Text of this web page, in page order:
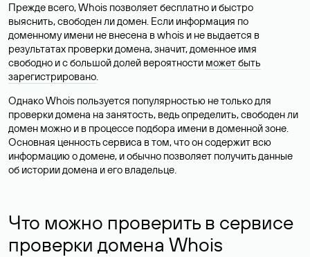
Прежде всего, Whois позволяет бесплатно и быстро
выяснить, свободен ли домен. Если информация по
доменному имени не внесена в whois и не выдается в
результатах проверки домена, значит, доменное имя
свободно и с большой долей вероятности может быть
зарегистрировано.
Однако Whois пользуется популярностью не только для
проверки домена на занятость, ведь определить, свободен ли
домен можно и в процессе подбора имени в доменной зоне.
Основная ценность сервиса в том, что он содержит всю
информацию о домене, и обычно позволяет получить данные
об истории домена и его владельце.
Что можно проверить в сервисе
проверки домена Whois